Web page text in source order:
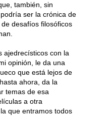
también, sin
ser la crónica de
desafíos filosóficos
ajedrecísticos con la
opinión, le da una
que está lejos de
ahora, da la
temas de esa
a otra
que entramos todos